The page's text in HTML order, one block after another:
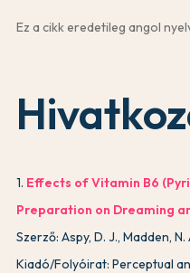
Ez a cikk eredetileg angol
1. Effects of Vitamin B6
Preparation on Dreaming
Szerző: Aspy, D. J., Madden,
Kiadó/Folyóirat: Perceptual